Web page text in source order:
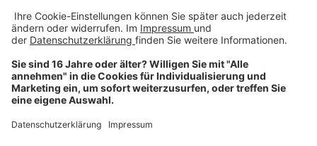
Über uns
Dehner Unternehmen
Jobs bei Dehner